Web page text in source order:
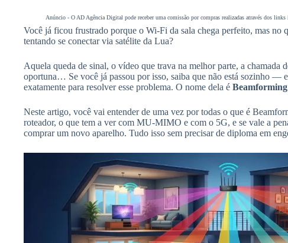
Anúncio - O AD Agência Digital pode receber uma comissão por compras realizadas através dos
Você já ficou frustrado porque o Wi-Fi da sala chega perfeito, mas no
tentando se conectar via satélite da Lua?
Aquela queda de sinal, o vídeo que trava na melhor parte, a chamada
oportuna… Se você já passou por isso, saiba que não está sozinho —
exatamente para resolver esse problema. O nome dela é Beamforming
Neste artigo, você vai entender de uma vez por todas o que é
roteador, o que tem a ver com MU-MIMO e com o 5G, e se vale a
comprar um novo aparelho. Tudo isso sem precisar de diploma em